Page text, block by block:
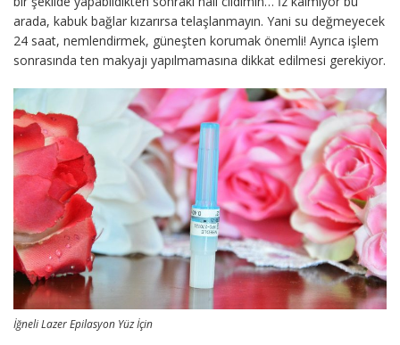
arada, kabuk bağlar kızarırsa telaşlanmayın. Yani su değmeyecek
24 saat, nemlendirmek, güneşten korumak önemli! Ayrıca işlem
sonrasında ten makyajı yapılmamasına dikkat edilmesi gerekiyor.
İğneli Lazer Epilasyon Yüz İçin